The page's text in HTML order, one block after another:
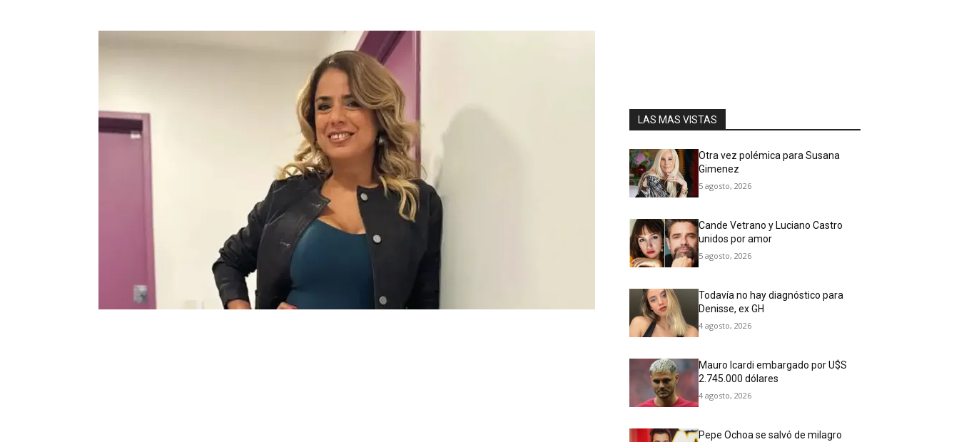
LAS MAS VISTAS
Otra vez polémica para Susana
Gimenez
5 agosto, 2026
Cande Vetrano y Luciano Castro
unidos por amor
5 agosto, 2026
Todavía no hay diagnóstico para
Denisse, ex GH
4 agosto, 2026
Mauro Icardi embargado por U$S
2.745.000 dólares
4 agosto, 2026
Pepe Ochoa se salvó de milagro